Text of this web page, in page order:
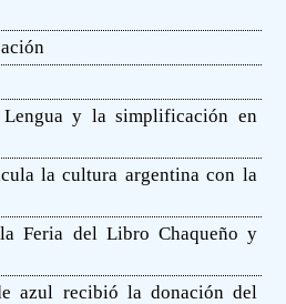
y la simplificación en
la cultura argentina con la
Feria del Libro Chaqueño y
azul recibió la donación del